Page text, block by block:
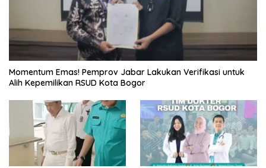
Momentum Emas! Pemprov Jabar Lakukan Verifikasi untuk
Alih Kepemilikan RSUD Kota Bogor